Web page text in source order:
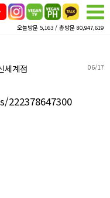
오늘방문 5,163 / 총방문 80,947,619
세계점 06/17